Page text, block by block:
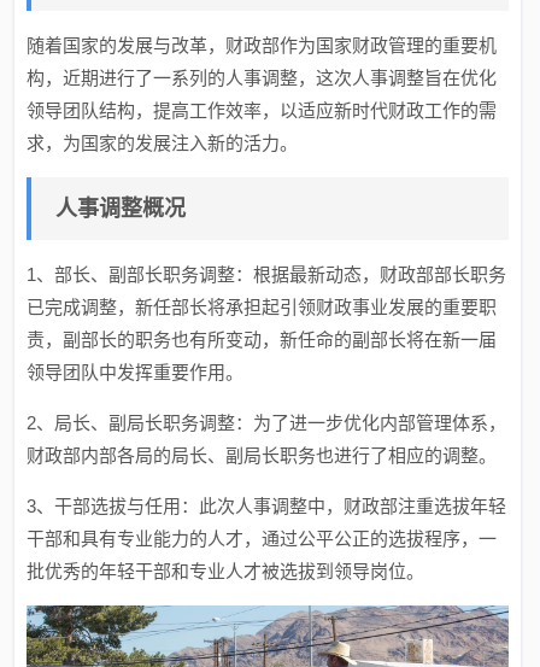
随着国家的发展与改革，财政部作为国家财政管理的重要机
构，近期进行了一系列的人事调整，这次人事调整旨在优化
领导团队结构，提高工作效率，以适应新时代财政工作的需
求，为国家的发展注入新的活力。
人事调整概况
1、部长、副部长职务调整：根据最新动态，财政部部长职务
已完成调整，新任部长将承担起引领财政事业发展的重要职
责，副部长的职务也有所变动，新任命的副部长将在新一届
领导团队中发挥重要作用。
2、局长、副局长职务调整：为了进一步优化内部管理体系，
财政部内部各局的局长、副局长职务也进行了相应的调整。
3、干部选拔与任用：此次人事调整中，财政部注重选拔年轻
干部和具有专业能力的人才，通过公平公正的选拔程序，一
批优秀的年轻干部和专业人才被选拔到领导岗位。